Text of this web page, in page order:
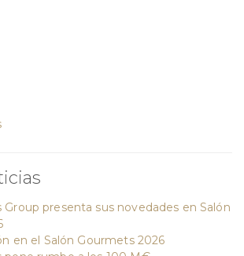
Group presenta sus novedades en Salón
en el Salón Gourmets 2026